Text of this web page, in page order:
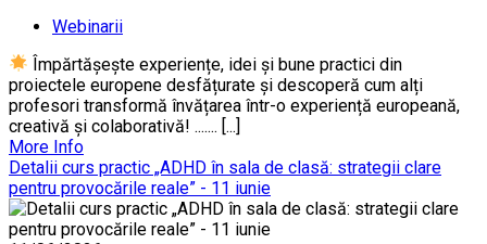
Webinarii
Împărtășește experiențe, idei și bune practici din
proiectele europene desfățurate și descoperă cum alți
profesori transformă învățarea într-o experiență europeană,
creativă și colaborativă! ....... [...]
More Info
Detalii curs practic „ADHD în sala de clasă: strategii clare
pentru provocările reale” - 11 iunie